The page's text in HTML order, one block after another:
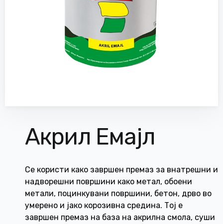
Акрил Емајл
Се користи како завршен премаз за внатрешни и
надворешни површини како метал, обоени
метали, поцинкувани површини, бетон, дрво во
умерено и јако корозивна средина. Тој е
завршен премаз на база на акрилна смола, суши